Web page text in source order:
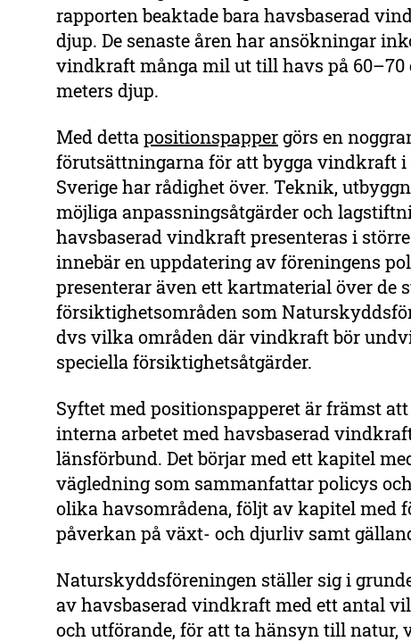
rapporten beaktade bara havsbaserad
djup. De senaste åren har ansökningar
vindkraft många mil ut till havs på 60–70
meters djup.
Med dettapositionspappergörs en
förutsättningarna för att bygga vindkraft i
Sverige har rådighet över. Teknik,
möjliga anpassningsåtgärder och
havsbaserad vindkraft presenteras i
innebär en uppdatering av föreningens
presenterar även ett kartmaterial över de
försiktighetsområden som
dvs vilka områden där vindkraft bör
speciella försiktighetsåtgärder.
Syftet med positionspapperet är främst
interna arbetet med havsbaserad
länsförbund. Det börjar med ett kapitel
vägledning som sammanfattar policys
olika havsområdena, följt av kapitel med
påverkan på växt- och djurliv samt
Naturskyddsföreningen ställer sig i
av havsbaserad vindkraft med ett antal
och utförande, för att ta hänsyn till natur,